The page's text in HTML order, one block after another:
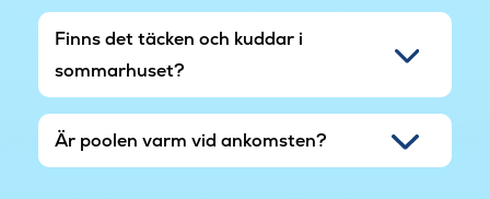
Finns det täcken och kuddar i
sommarhuset?
Är poolen varm vid ankomsten?